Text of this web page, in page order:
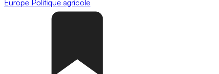
Europe Politique agricole